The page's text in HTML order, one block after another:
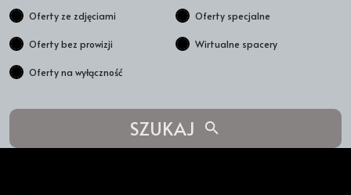
Oferty ze zdjęciami Oferty specjalne
Oferty bez prowizji Wirtualne spacery
Oferty na wyłączność
SZUKAJ